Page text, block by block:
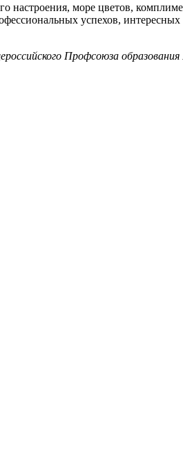
море цветов,
успехов, интересных
Профсоюза